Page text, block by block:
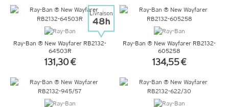
Ray-Ban ® New Wayfarer RB2132-
64503R
131,30 €
Ray-Ban ® New Wayfarer RB2132-
605258
134,55 €